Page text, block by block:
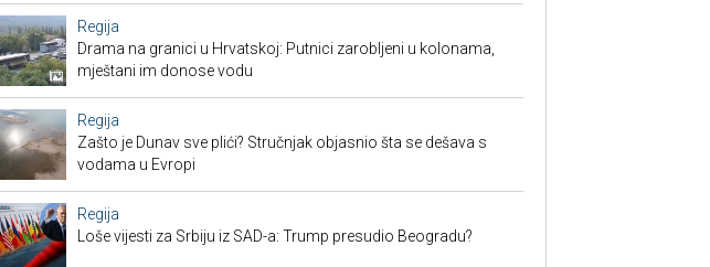
Regija
Drama na granici u Hrvatskoj: Putnici zarobljeni u kolonama,
mještani im donose vodu
Regija
Zašto je Dunav sve plići? Stručnjak objasnio šta se dešava s
vodama u Evropi
Regija
Loše vijesti za Srbiju iz SAD-a: Trump presudio Beogradu?